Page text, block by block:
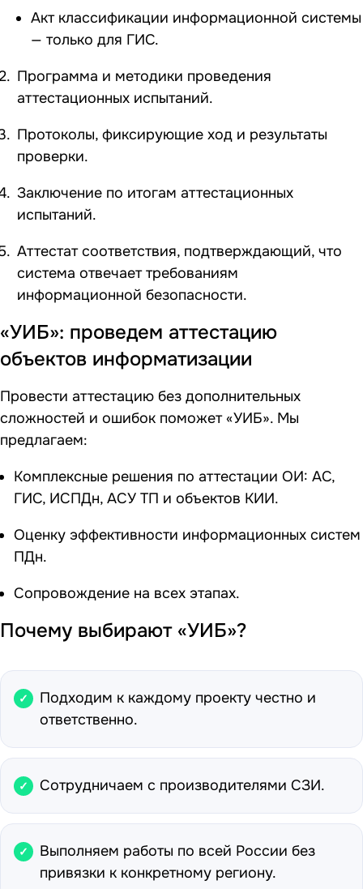
Акт классификации информационной системы
— только для ГИС.
Программа и методики проведения
аттестационных испытаний.
Протоколы, фиксирующие ход и результаты
проверки.
Заключение по итогам аттестационных
испытаний.
Аттестат соответствия, подтверждающий, что
система отвечает требованиям
информационной безопасности.
«УИБ»: проведем аттестацию
объектов информатизации
Провести аттестацию без дополнительных
сложностей и ошибок поможет «УИБ». Мы
предлагаем:
Комплексные решения по аттестации ОИ: АС,
ГИС, ИСПДн, АСУ ТП и объектов КИИ.
Оценку эффективности информационных систем
ПДн.
Сопровождение на всех этапах.
Почему выбирают «УИБ»?
Подходим к каждому проекту честно и
ответственно.
Сотрудничаем с производителями СЗИ.
Выполняем работы по всей России без
привязки к конкретному региону.